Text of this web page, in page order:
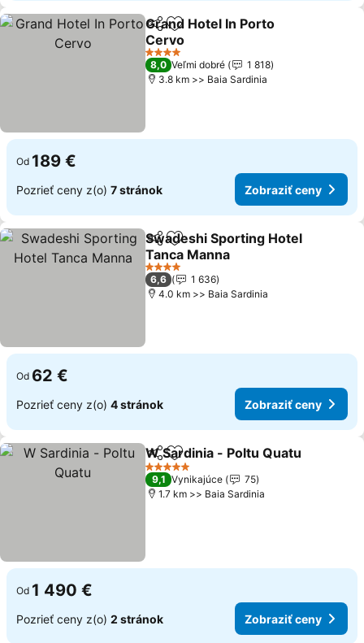
ZdieľaťPridať do obľúbených
Grand Hotel In Porto
Cervo
4 Počet hviezdičiek
8,0 Veľmi dobré
1 818
3.8 km >> Baia Sardinia
Od 189 €
Pozrieť ceny z(o) 7 stránok Zobraziť ceny
ZdieľaťPridať do obľúbených
Swadeshi Sporting Hotel
Tanca Manna
4 Počet hviezdičiek
6,6
1 636
4.0 km >> Baia Sardinia
Od 62 €
Pozrieť ceny z(o) 4 stránok Zobraziť ceny
ZdieľaťPridať do obľúbených
W Sardinia - Poltu Quatu
5 Počet hviezdičiek
9,1 Vynikajúce
75
1.7 km >> Baia Sardinia
Od 1 490 €
Pozrieť ceny z(o) 2 stránok Zobraziť ceny